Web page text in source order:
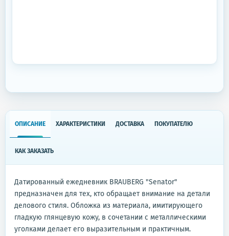
ОПИСАНИЕ ХАРАКТЕРИСТИКИ ДОСТАВКА ПОКУПАТЕЛЮ
КАК ЗАКАЗАТЬ
Датированный ежедневник BRAUBERG "Senator"
предназначен для тех, кто обращает внимание на детали
делового стиля. Обложка из материала, имитирующего
гладкую глянцевую кожу, в сочетании с металлическими
уголками делает его выразительным и практичным.